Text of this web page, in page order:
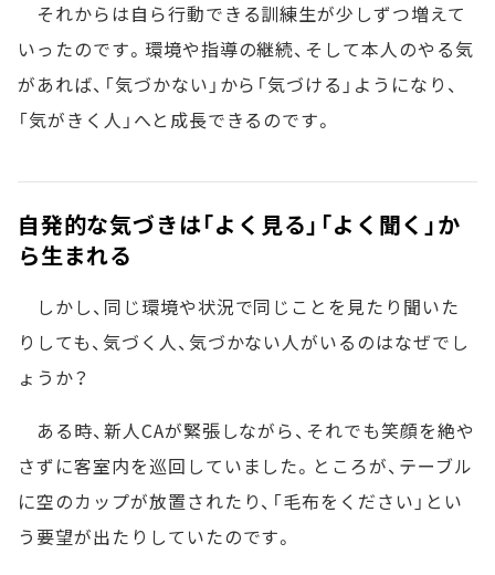
それからは自ら行動できる訓練生が少しずつ増えて
いったのです。環境や指導の継続、そして本人のやる気
があれば、「気づかない」から「気づける」ようになり、
「気がきく人」へと成長できるのです。
自発的な気づきは「よく見る」「よく聞く」か
ら生まれる
しかし、同じ環境や状況で同じことを見たり聞いた
りしても、気づく人、気づかない人がいるのはなぜでし
ょうか？
ある時、新人CAが緊張しながら、それでも笑顔を絶や
さずに客室内を巡回していました。ところが、テーブル
に空のカップが放置されたり、「毛布をください」とい
う要望が出たりしていたのです。